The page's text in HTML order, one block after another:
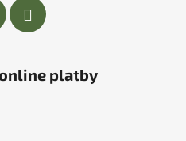
platby